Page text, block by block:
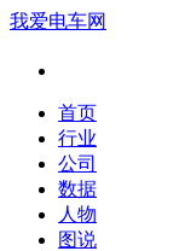
我爱电车网
首页
行业
公司
数据
人物
图说